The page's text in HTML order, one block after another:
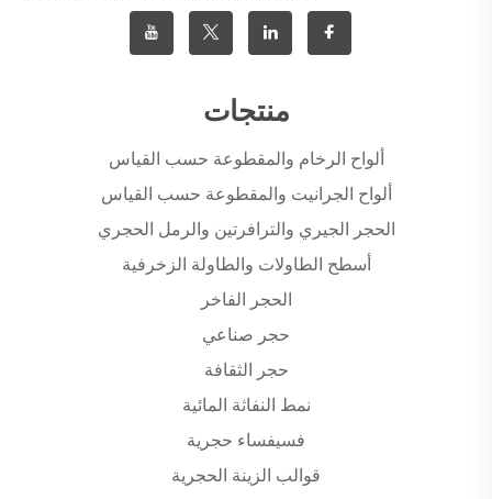
منتجات
ألواح الرخام والمقطوعة حسب القياس
ألواح الجرانيت والمقطوعة حسب القياس
الحجر الجيري والترافرتين والرمل الحجري
أسطح الطاولات والطاولة الزخرفية
الحجر الفاخر
حجر صناعي
حجر الثقافة
نمط النفاثة المائية
فسيفساء حجرية
قوالب الزينة الحجرية